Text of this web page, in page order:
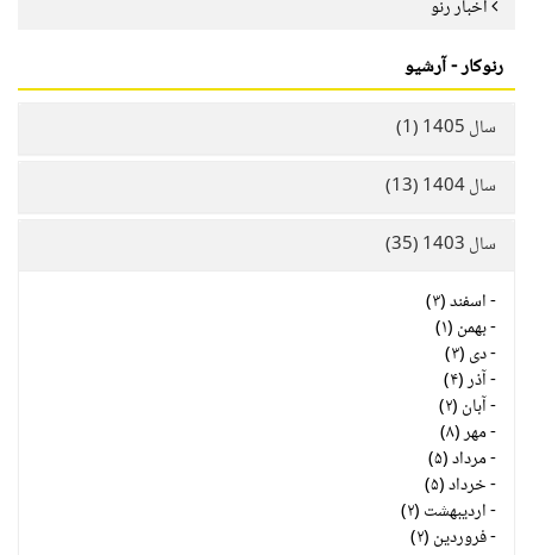
اخبار رنو
رنوکار - آرشیو
سال 1405 (1)
سال 1404 (13)
سال 1403 (35)
-اسفند (۳)
-بهمن (۱)
-دی (۳)
-آذر (۴)
-آبان (۲)
-مهر (۸)
-مرداد (۵)
-خرداد (۵)
-اردیبهشت (۲)
-فروردین (۲)